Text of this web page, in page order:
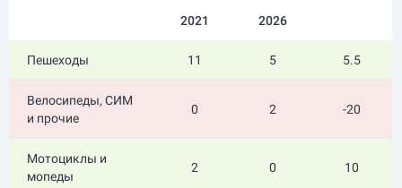
2021 2026
Пешеходы 11 5 5.5
Велосипеды, СИМ
и прочие
0 2 -20
Мотоциклы и
мопеды
2 0 10